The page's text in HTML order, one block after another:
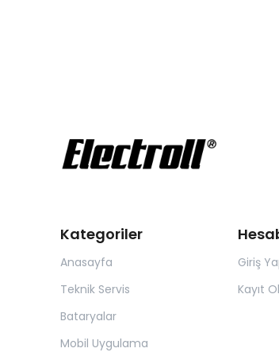
Kategoriler
Anasayfa
Teknik Servis
Bataryalar
Mobil Uygulama
Giriş
Kayıt Ol